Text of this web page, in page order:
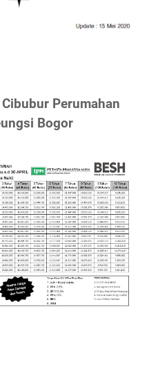
Perumahan
Bogor